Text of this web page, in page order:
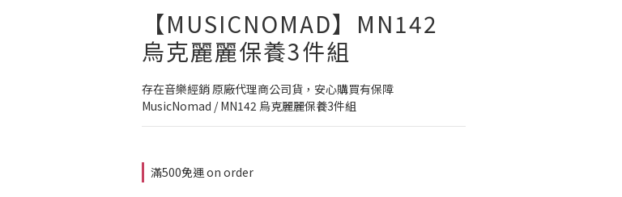
【MUSICNOMAD】MN142
烏克麗麗保養3件組
存在音樂經銷 原廠代理商公司貨，安心購買有保障
MusicNomad / MN142 烏克麗麗保養3件組
滿500免運 on order